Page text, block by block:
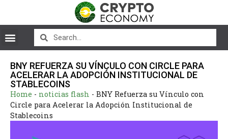
BNY REFUERZA SU VÍNCULO CON CIRCLE PARA
ACELERAR LA ADOPCIÓN INSTITUCIONAL DE
STABLECOINS
Home - noticias flash - BNY Refuerza su Vínculo con
Circle para Acelerar la Adopción Institucional de
Stablecoins